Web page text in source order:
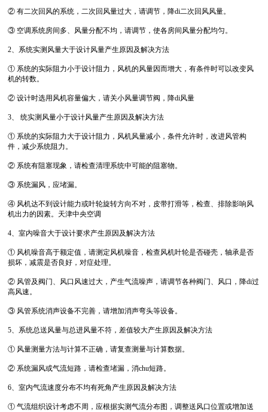
② 有二次回风的系统，二次回风量过大，请调节，降di二次回风风量。
③ 空调系统房间多、风量分配不均，请调节，使各房间风量分配均匀。
2、系统实测风量大于设计风量产生原因及解决方法
① 系统的实际阻力小于设计阻力，风机的风量因而增大，有条件时可以改变风
机的转数。
② 设计时选用风机容量偏大，请关小风量调节阀，降di风量
3、 统实测风量小于设计风量产生原因及解决方法
① 系统的实际阻力大于设计阻力，风机风量减小，条件允许时，改进风管构
件，减少系统阻力。
② 系统有阻塞现象，请检查清理系统中可能的阻塞物。
③ 系统漏风，应堵漏。
④ 风机达不到设计能力或叶轮旋转方向不对，皮带打滑等，检查、排除影响风
机出力的因素。天津中央空调
4、室内噪音大于设计要求产生原因及解决方法
① 风机噪音高于额定值，请测定风机噪音，检查风机叶轮是否碰壳，轴承是否
损坏，减震是否良好，对症处理。
② 风管及阀门、风口风速过大，产生气流噪声，请调节各种阀门、风口，降di过
高风速。
③ 风管系统消声设备不完善，请增加消声弯头等设备。
5、系统总送风量与总进风量不符，差值较大产生原因及解决方法
① 风量测量方法与计算不正确，请复查测量与计算数据。
② 系统漏风或气流短路，请检查堵漏，消chu短路。
6、室内气流速度分布不均有死角产生原因及解决方法
① 气流组织设计考虑不周，应根据实测气流分布图，调整送风口位置或增加送